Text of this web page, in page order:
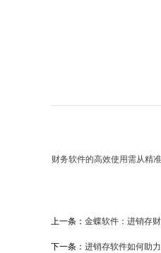
财务软件的高效使用需从精
上一条： 金蝶软件：进销存
下一条： 进销存软件如何助